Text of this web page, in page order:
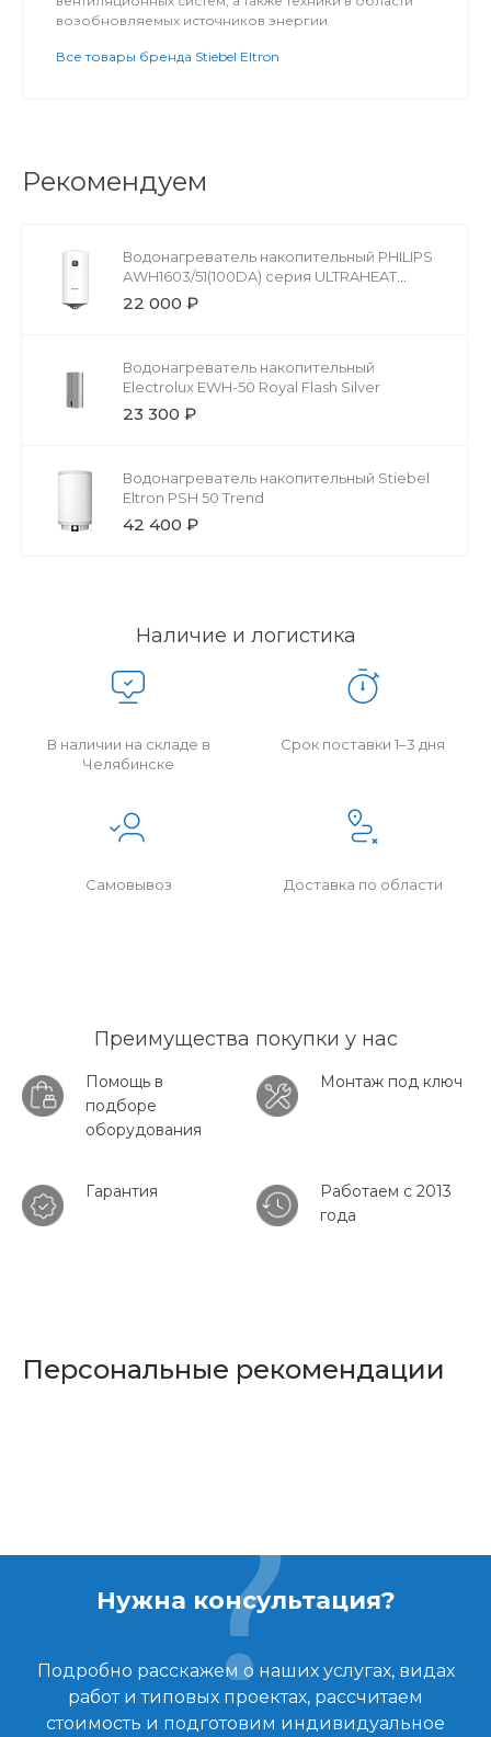
возобновляемых источников энергии.
Все товары бренда Stiebel Eltron
Рекомендуем
Водонагреватель накопительный PHILIPS
AWH1603/51(100DA) серия ULTRAHEAT
ROUND
22 000 ₽
Водонагреватель накопительный
Electrolux EWH-50 Royal Flash Silver
23 300 ₽
Водонагреватель накопительный Stiebel
Eltron PSH 50 Trend
42 400 ₽
Наличие и логистика
В наличии на складе в
Челябинске
Срок поставки 1–3 дня
Самовывоз Доставка по области
Преимущества покупки у нас
Помощь в
подборе
оборудования
Монтаж под ключ
Гарантия
Работаем с 2013
года
Персональные рекомендации
Нужна консультация?
Подробно расскажем о наших услугах, видах
работ и типовых проектах, рассчитаем
стоимость и подготовим индивидуальное